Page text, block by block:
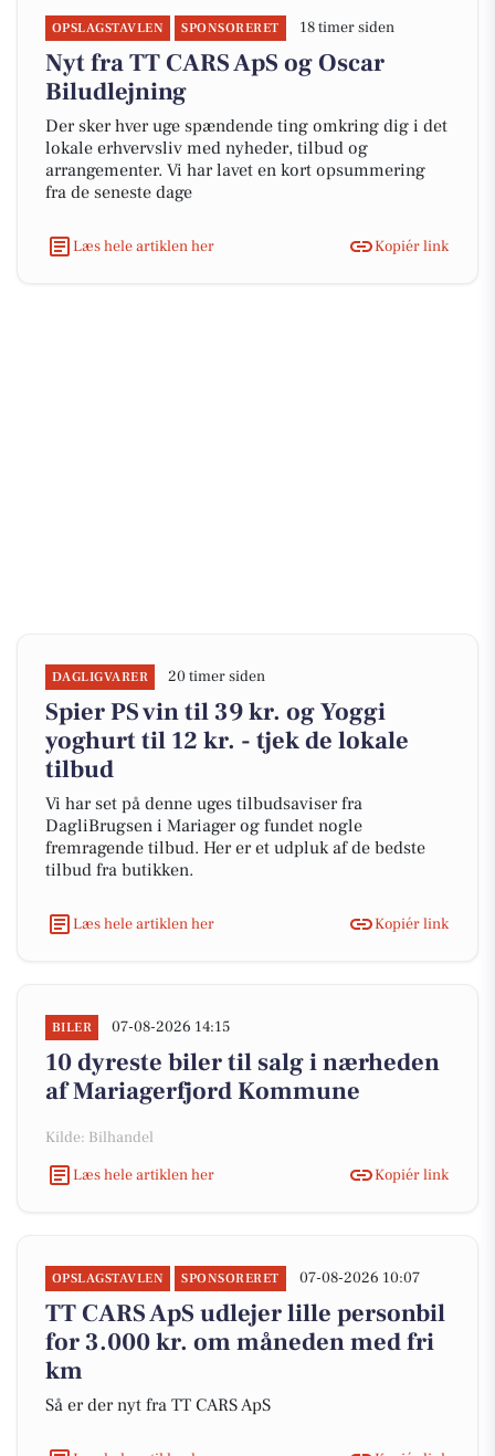
OPSLAGSTAVLEN SPONSORERET 18 timer siden
Nyt fra TT CARS ApS og Oscar
Biludlejning
Der sker hver uge spændende ting omkring dig i det
lokale erhvervsliv med nyheder, tilbud og
arrangementer. Vi har lavet en kort opsummering
fra de seneste dage
Læs hele artiklen her Kopiér link
DAGLIGVARER 20 timer siden
Spier PS vin til 39 kr. og Yoggi
yoghurt til 12 kr. - tjek de lokale
tilbud
Vi har set på denne uges tilbudsaviser fra
DagliBrugsen i Mariager og fundet nogle
fremragende tilbud. Her er et udpluk af de bedste
tilbud fra butikken.
Læs hele artiklen her Kopiér link
BILER 07-08-2026 14:15
10 dyreste biler til salg i nærheden
af Mariagerfjord Kommune
Kilde: Bilhandel
Læs hele artiklen her
Kopiér link
OPSLAGSTAVLEN SPONSORERET 07-08-2026 10:07
TT CARS ApS udlejer lille personbil
for 3.000 kr. om måneden med fri
km
Så er der nyt fra TT CARS ApS